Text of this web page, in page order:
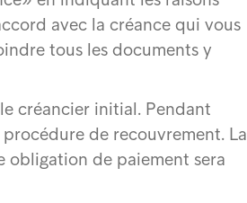
avec la créance qui vous
tous les documents y
créancier initial. Pendant
de recouvrement. La
de paiement sera